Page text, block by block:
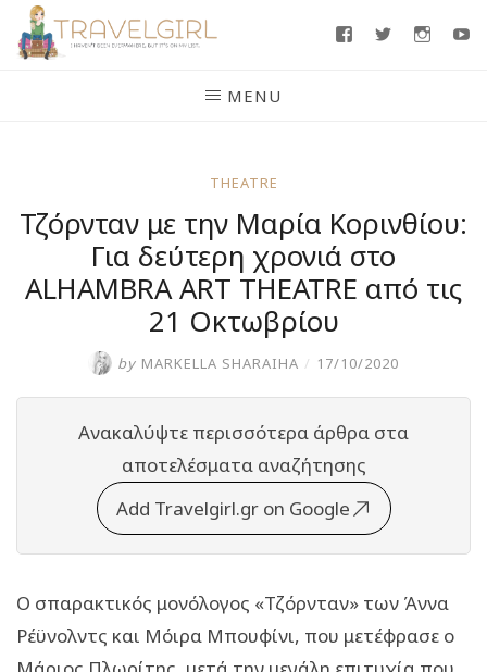
Skip
FacebookTwitter
MENU
THEATRE
Τζόρνταν με την Μαρία Κορινθίου:
Για δεύτερη χρονιά στο
ALHAMBRA ART THEATRE από τις
21 Οκτωβρίου
by MARKELLA SHARAIHA / 17/10/2020
Ανακαλύψτε περισσότερα άρθρα στα
αποτελέσματα αναζήτησης
Add Travelgirl.gr on Google
Ο σπαρακτικός μονόλογος «Τζόρνταν» των Άννα
Ρέϋνολντς και Μόιρα Μπουφίνι, που μετέφρασε ο